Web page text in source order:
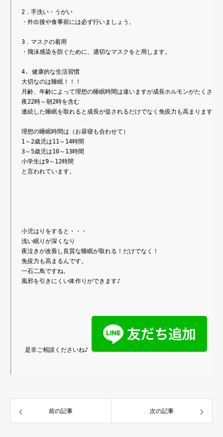
2．手洗い・うがい
・外出後や食事前には必ず行いましょう。
3．マスクの着用
・飛沫感染を防ぐために、適切なマスクをと用します。
4. 健康的な生活習慣
大切なのは睡眠！！！
月齢、年齢によって理想の睡眠時間は違いますが成長ホルモンがたくさん
夜22時～朝2時を含む
連続した睡眠を取れると成長が促されるだけでなく免疫力も高まります！
理想の睡眠時間は（お昼寝も合わせて）
1～2歳児は11～14時間
3～5歳児は10～13時間
小学生は9～12時間
と言われています。
小児はりをすると・・・
浅い眠りが深くなり
夜泣きが改善し良質な睡眠が取れる！だけでなく！
免疫力も高まるんです。
一石二鳥ですね。
風邪を引きにくい体作りができます♪
是非ご相談くださいね♪
前の記事 次の記事